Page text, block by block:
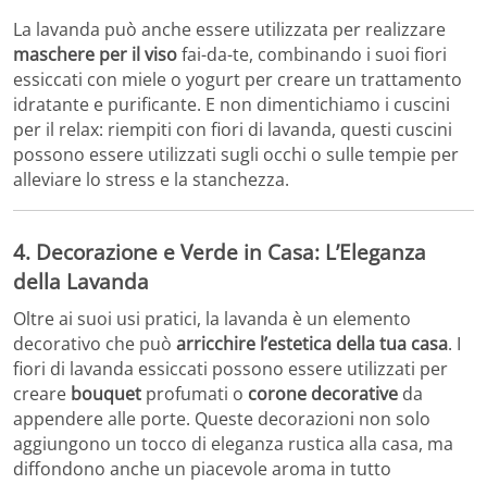
La lavanda può anche essere utilizzata per realizzare
maschere per il visofai-da-te, combinando i suoi fiori
essiccati con miele o yogurt per creare un trattamento
idratante e purificante. E non dimentichiamo i cuscini
per il relax: riempiti con fiori di lavanda, questi cuscini
possono essere utilizzati sugli occhi o sulle tempie per
alleviare lo stress e la stanchezza.
4. Decorazione e Verde in Casa: L’Eleganza
della Lavanda
Oltre ai suoi usi pratici, la lavanda è un elemento
decorativo che può arricchire l’estetica della tua casa. I
fiori di lavanda essiccati possono essere utilizzati per
creare bouquet profumati o corone decorative da
appendere alle porte. Queste decorazioni non solo
aggiungono un tocco di eleganza rustica alla casa, ma
diffondono anche un piacevole aroma in tutto